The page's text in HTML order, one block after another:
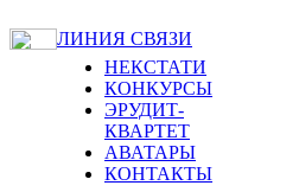
ЛИНИЯ СВЯЗИ
НЕКСТАТИ
КОНКУРСЫ
ЭРУДИТ-
КВАРТЕТ
АВАТАРЫ
КОНТАКТЫ